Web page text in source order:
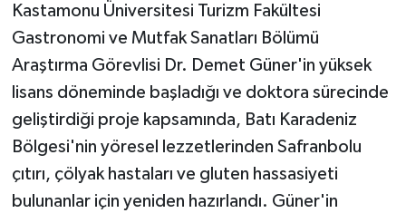
Kastamonu Üniversitesi Turizm Fakültesi
Gastronomi ve Mutfak Sanatları Bölümü
Araştırma Görevlisi Dr. Demet Güner'in yüksek
lisans döneminde başladığı ve doktora sürecinde
geliştirdiği proje kapsamında, Batı Karadeniz
Bölgesi'nin yöresel lezzetlerinden Safranbolu
çıtırı, çölyak hastaları ve gluten hassasiyeti
bulunanlar için yeniden hazırlandı. Güner'in